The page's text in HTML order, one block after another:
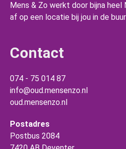
Mens & Zo werkt door bijna heel
af op een locatie bij jou in de
Contact
074 - 75 014 87
info@oud.mensenzo.nl
oud.mensenzo.nl
Postadres
Postbus 2084